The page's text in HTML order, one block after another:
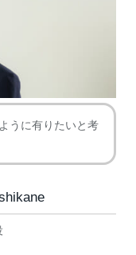
うに有りたいと考